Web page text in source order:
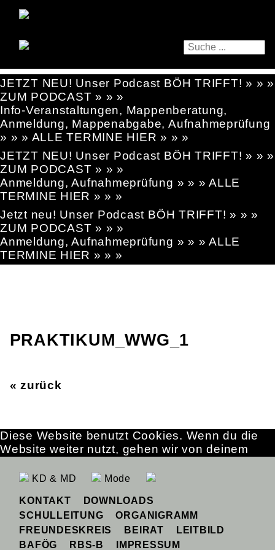
JETZT NEU! Unser Podcast BÖH TRIFFT! » » »
ZUM PODCAST » » »
Info-Veranstaltungen, Mappenberatung,
Anmeldung, Mappenabgabe, Aufnahmeprüfung
» » » ALLE TERMINE HIER » » »
JETZT NEU! Unser Podcast BÖH TRIFFT! » » »
ZUM PODCAST » » »
Anmeldung, Aufnahmeprüfung » » » ALLE
TERMINE HIER » » »
Jetzt neu! Unser Podcast BÖH TRIFFT! » » »
ZUM PODCAST » » »
Anmeldung, Aufnahmeprüfung » » » ALLE
TERMINE HIER » » »
PRAKTIKUM_WWG_1
« zurück
KD & MD Mode
KONTAKT
DOWNLOADS
SCHULLEITUNG
ORGANIGRAMM
FREUNDESKREIS
BEIRAT
LEITBILD
BAFÖG
RBS-B IMPRESSUM
Diese Website benutzt Cookies. Wenn du die
Website weiter nutzt, gehen wir von deinem